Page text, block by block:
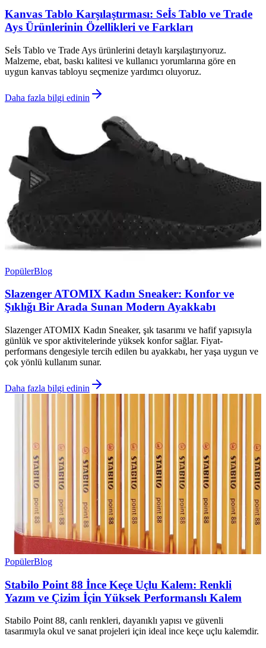
Kanvas Tablo Karşılaştırması: Seİs Tablo ve Trade
Ays Ürünlerinin Özellikleri ve Farkları
Seİs Tablo ve Trade Ays ürünlerini detaylı karşılaştırıyoruz.
Malzeme, ebat, baskı kalitesi ve kullanıcı yorumlarına göre en
uygun kanvas tabloyu seçmenize yardımcı oluyoruz.
Daha fazla bilgi edinin
PopülerBlog
Slazenger ATOMIX Kadın Sneaker: Konfor ve
Şıklığı Bir Arada Sunan Modern Ayakkabı
Slazenger ATOMIX Kadın Sneaker, şık tasarımı ve hafif yapısıyla
günlük ve spor aktivitelerinde yüksek konfor sağlar. Fiyat-
performans dengesiyle tercih edilen bu ayakkabı, her yaşa uygun ve
çok yönlü kullanım sunar.
Daha fazla bilgi edinin
PopülerBlog
Stabilo Point 88 İnce Keçe Uçlu Kalem: Renkli
Yazım ve Çizim İçin Yüksek Performanslı Kalem
Stabilo Point 88, canlı renkleri, dayanıklı yapısı ve güvenli
tasarımıyla okul ve sanat projeleri için ideal ince keçe uçlu kalemdir.